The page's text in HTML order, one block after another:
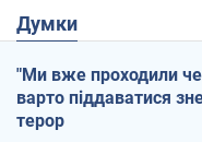
Думки
"Ми вже проходили
варто піддаватися
терор